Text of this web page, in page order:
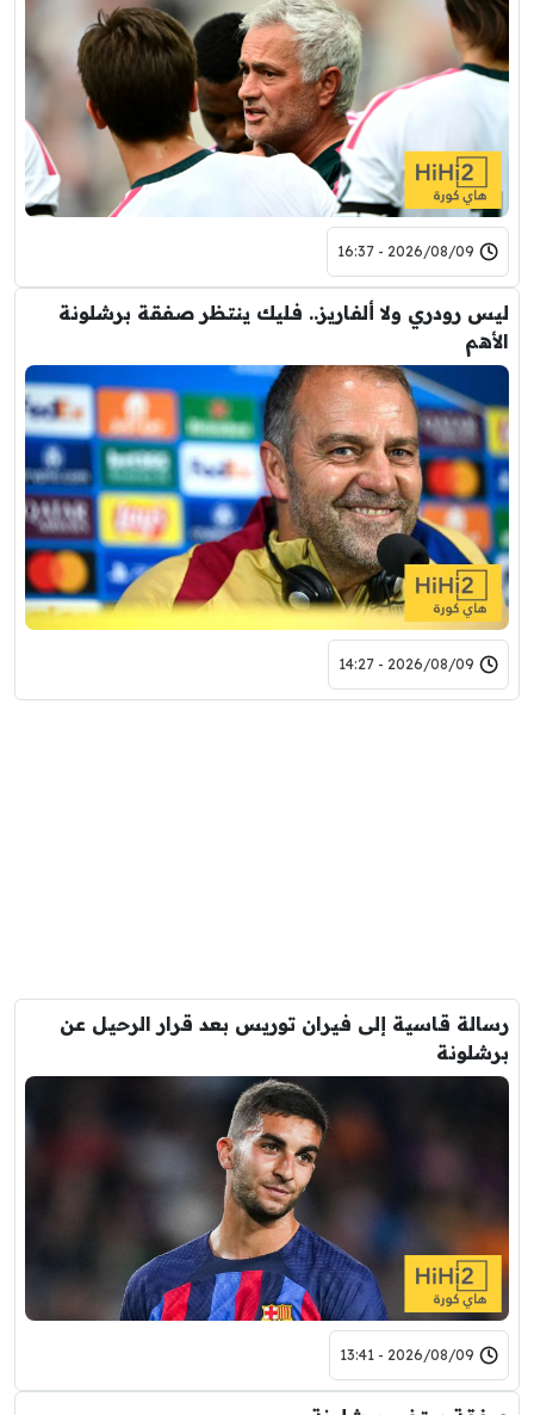
2026/08/09 - 16:37
ليس رودري ولا ألفاريز.. فليك ينتظر صفقة برشلونة
الأهم
2026/08/09 - 14:27
رسالة قاسية إلى فيران توريس بعد قرار الرحيل عن
برشلونة
2026/08/09 - 13:41